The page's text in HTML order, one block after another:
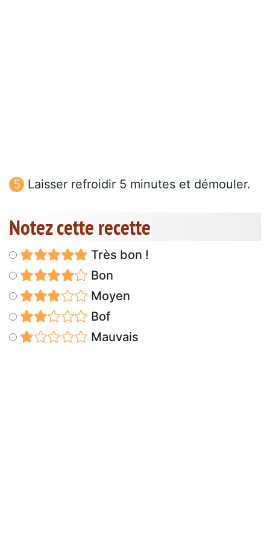
Laisser refroidir 5 minutes et démouler.
Notez cette recette
Très bon !
Bon
Moyen
Bof
Mauvais